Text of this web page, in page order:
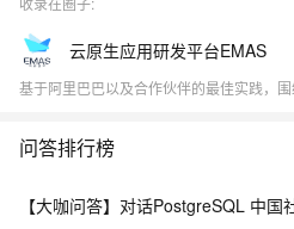
云原生应用研发平台EMAS
问答排行榜